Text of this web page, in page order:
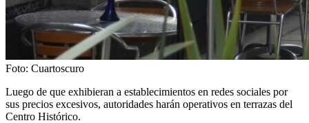
Foto: Cuartoscuro
Luego de que exhibieran a establecimientos en redes sociales por
sus precios excesivos, autoridades harán operativos en terrazas del
Centro Histórico.